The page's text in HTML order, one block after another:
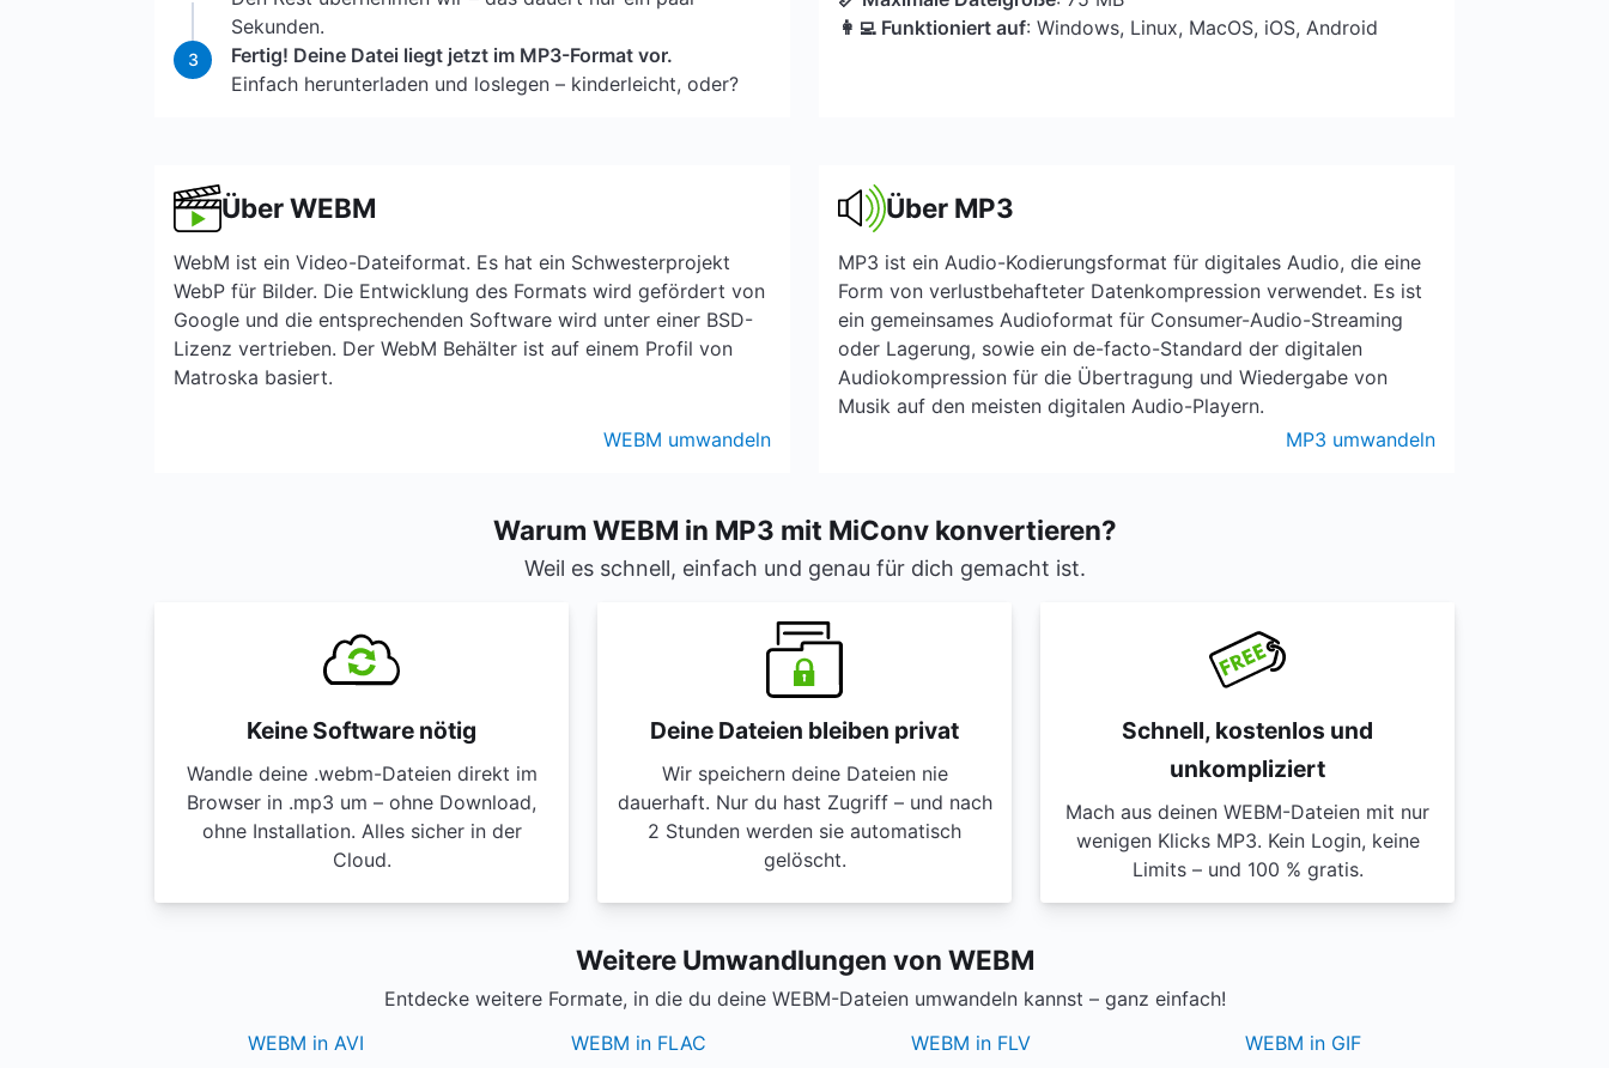
Sekunden.
3
Fertig! Deine Datei liegt jetzt im MP3-Format vor.
Einfach herunterladen und loslegen – kinderleicht, oder?
👩‍💻 Funktioniert auf: Windows, Linux, MacOS, iOS, Android
Über WEBM
WebM ist ein Video-Dateiformat. Es hat ein Schwesterprojekt
WebP für Bilder. Die Entwicklung des Formats wird gefördert von
Google und die entsprechenden Software wird unter einer BSD-
Lizenz vertrieben. Der WebM Behälter ist auf einem Profil von
Matroska basiert.
WEBM umwandeln
Über MP3
MP3 ist ein Audio-Kodierungsformat für digitales Audio, die eine
Form von verlustbehafteter Datenkompression verwendet. Es ist
ein gemeinsames Audioformat für Consumer-Audio-Streaming
oder Lagerung, sowie ein de-facto-Standard der digitalen
Audiokompression für die Übertragung und Wiedergabe von
Musik auf den meisten digitalen Audio-Playern.
MP3 umwandeln
Warum WEBM in MP3 mit MiConv konvertieren?
Weil es schnell, einfach und genau für dich gemacht ist.
Keine Software nötig
Wandle deine .webm-Dateien direkt im
Browser in .mp3 um – ohne Download,
ohne Installation. Alles sicher in der
Cloud.
Deine Dateien bleiben privat
Wir speichern deine Dateien nie
dauerhaft. Nur du hast Zugriff – und nach
2 Stunden werden sie automatisch
gelöscht.
Schnell, kostenlos und
unkompliziert
Mach aus deinen WEBM-Dateien mit nur
wenigen Klicks MP3. Kein Login, keine
Limits – und 100 % gratis.
Weitere Umwandlungen von WEBM
Entdecke weitere Formate, in die du deine WEBM-Dateien umwandeln kannst – ganz einfach!
WEBM in AVI
WEBM in FLAC WEBM in FLV WEBM in GIF